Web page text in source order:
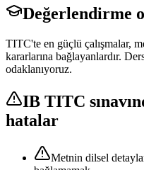
Değerlendirme
TITC'te en güçlü çalışmalar,
kararlarına bağlayanlardır.
odaklanıyoruz.
IB TITC
hatalar
Metnin dilsel